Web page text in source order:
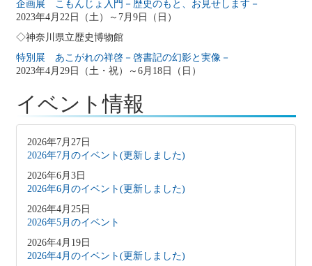
企画展 こもんじょ入門－歴史のもと、お見せします－
2023年4月22日（土）～7月9日（日）
◇神奈川県立歴史博物館
特別展 あこがれの祥啓－啓書記の幻影と実像－
2023年4月29日（土・祝）～6月18日（日）
イベント情報
2026年7月27日
2026年7月のイベント(更新しました)
2026年6月3日
2026年6月のイベント(更新しました)
2026年4月25日
2026年5月のイベント
2026年4月19日
2026年4月のイベント(更新しました)